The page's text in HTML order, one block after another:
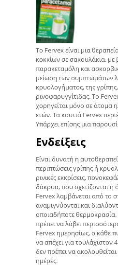
Το Fervex είναι μια
κοκκίων σε σακουλάκια,
παρακεταμόλη και
μείωση των συμπτωμάτων
κρυολογήματος, της γρίπης,
ρινοφαρυγγίτιδας. Το
χορηγείται μόνο σε άτομα
ετών. Τα κουτιά Fervex
Υπάρχει επίσης μια
Ενδείξεις
Είναι δυνατή η
περιπτώσεις γρίπης ή
ρινικές εκκρίσεις,
δάκρυα, που σχετίζονται ή
Fervex λαμβάνεται από το
αναμιγνύονται και
οποιαδήποτε
πρέπει να λάβει
Fervex ημερησίως, ο κάθε
να απέχει για τουλάχιστον
δεν πρέπει να
ημέρες.